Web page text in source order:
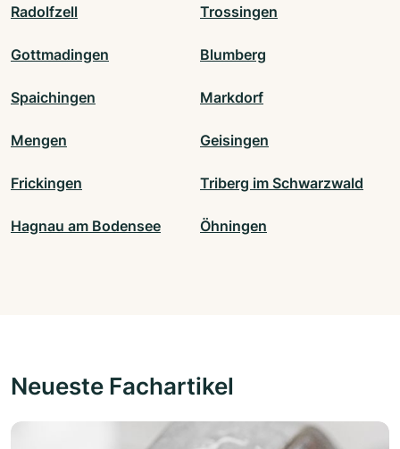
Radolfzell Trossingen
Gottmadingen Blumberg
Spaichingen Markdorf
Mengen Geisingen
Frickingen Triberg im Schwarzwald
Hagnau am Bodensee Öhningen
Neueste Fachartikel